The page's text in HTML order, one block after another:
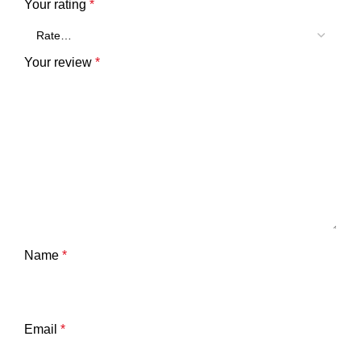
Your rating *
Your review *
Name *
Email *